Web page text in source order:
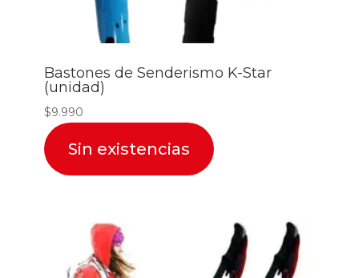
Bastones de Senderismo K-Star
(unidad)
$9.990
Sin existencias